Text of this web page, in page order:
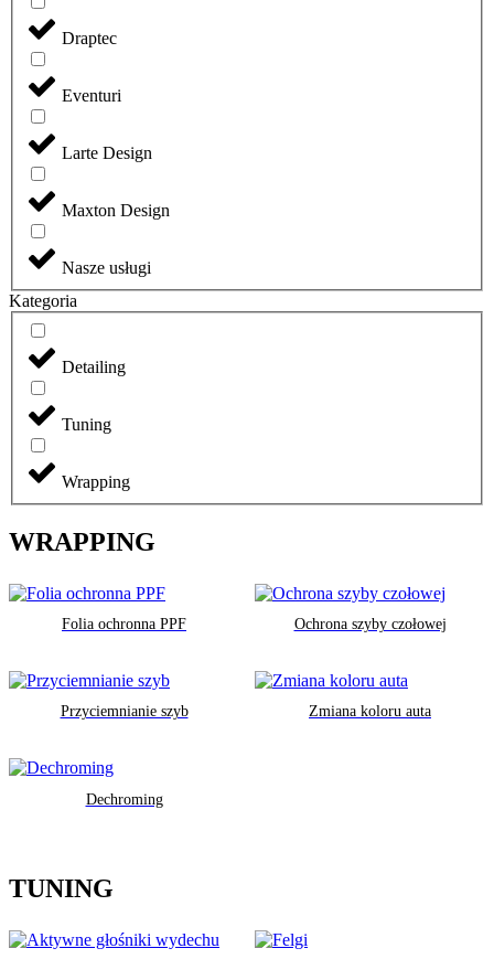
Draptec
Eventuri
Larte Design
Maxton Design
Nasze usługi
Kategoria
Detailing
Tuning
Wrapping
WRAPPING
Folia ochronna PPF Ochrona szyby czołowej
Przyciemnianie szyb Zmiana koloru auta
Dechroming
TUNING